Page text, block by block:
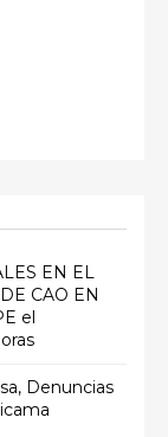
EN EL
CAO EN
el
Denuncias